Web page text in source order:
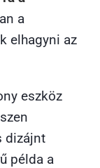
a
elhagyni az
eszköz
dizájnt
példa a